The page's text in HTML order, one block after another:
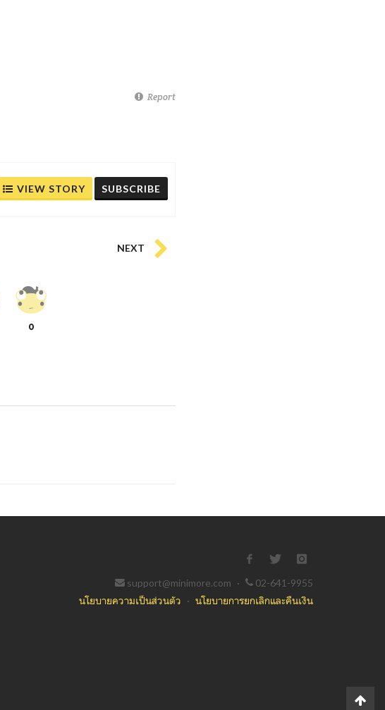
Report
VIEW STORY SUBSCRIBE
NEXT
0
support@minimore.com ·
02-641-9955
นโยบายความเป็นส่วนตัว · นโยบายการยกเลิกและคืนเงิน